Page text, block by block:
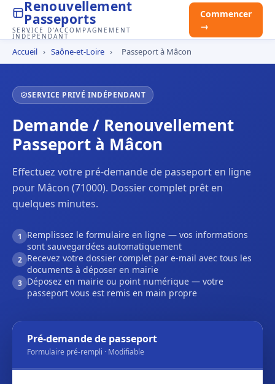
Renouvellement
Passeports
SERVICE D'ACCOMPAGNEMENT
INDÉPENDANT
Commencer
→
Accueil › Saône-et-Loire › Passeport à Mâcon
SERVICE PRIVÉ INDÉPENDANT
Demande / Renouvellement
Passeport à Mâcon
Effectuez votre pré-demande de passeport en ligne
pour Mâcon (71000). Dossier complet prêt en
quelques minutes.
1
Remplissez le formulaire en ligne — vos informations
sont sauvegardées automatiquement
2 Recevez votre dossier complet par e-mail avec tous les
documents à déposer en mairie
3 Déposez en mairie ou point numérique — votre
passeport vous est remis en main propre
Pré-demande de passeport
Formulaire pré-rempli · Modifiable